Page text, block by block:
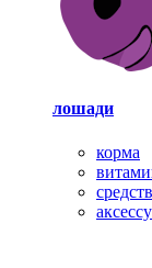
лошади
корма